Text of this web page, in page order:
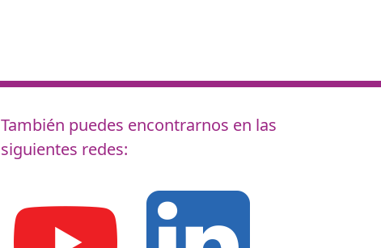
También puedes encontrarnos en las
siguientes redes: